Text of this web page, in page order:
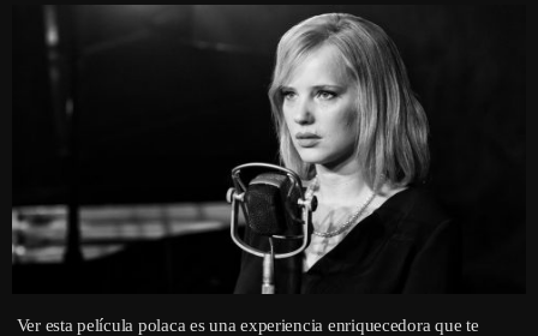
Ver esta película polaca es una experiencia enriquecedora que te